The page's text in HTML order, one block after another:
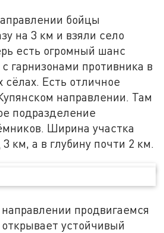
бойцы
на 3 км и взяли село
есть огромный шанс
гарнизонами противника в
сёлах. Есть отличное
направлении. Там
подразделение
Ширина участка
км, а в глубину почти 2 км.
продвигаемся
устойчивый